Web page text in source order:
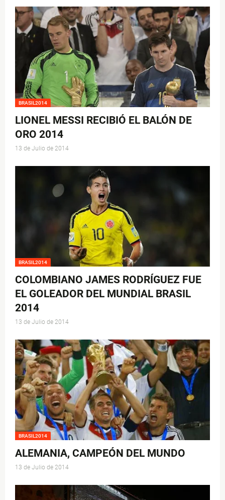
BRASIL2014
LIONEL MESSI RECIBIÓ EL BALÓN DE
ORO 2014
13 de Julio de 2014
BRASIL2014
COLOMBIANO JAMES RODRÍGUEZ FUE
EL GOLEADOR DEL MUNDIAL BRASIL
2014
13 de Julio de 2014
BRASIL2014
ALEMANIA, CAMPEÓN DEL MUNDO
13 de Julio de 2014